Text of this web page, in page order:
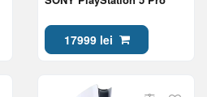
17999 lei